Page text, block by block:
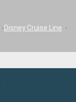
Disney Cruise Line